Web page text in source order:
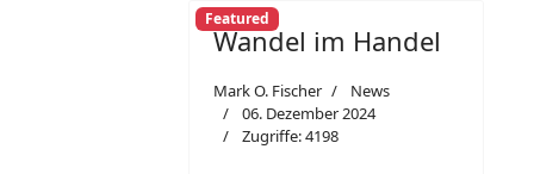
Featured
Wandel im Handel
Mark O. Fischer
News
06. Dezember 2024
Zugriffe: 4198